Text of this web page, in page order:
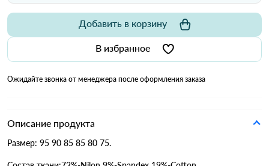
В избранное
Добавить в корзину
Ожидайте звонка от менеджера после оформления заказа
Описание продукта
Размер: 95 90 85 85 80 75.